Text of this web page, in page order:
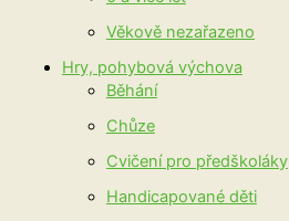
Věkově nezařazeno
Hry, pohybová výchova
Běhání
Chůze
Cvičení pro předškoláky
Handicapované děti